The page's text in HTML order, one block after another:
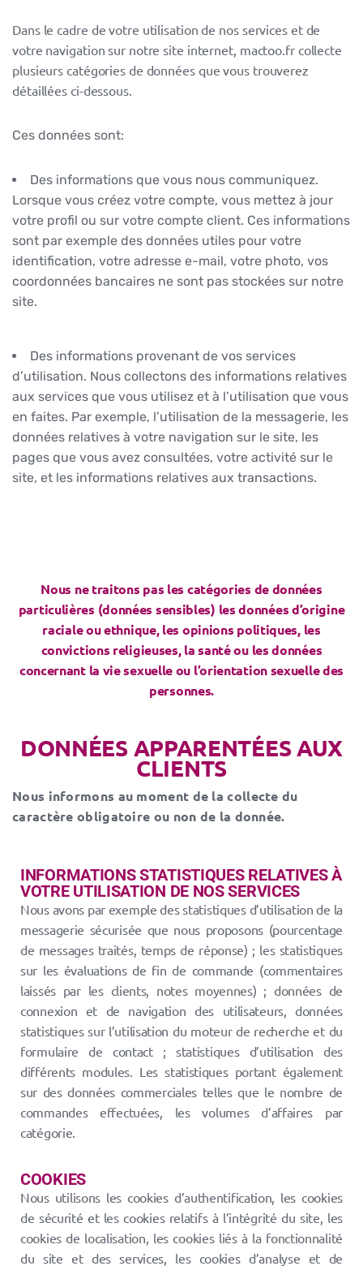
Dans le cadre de votre utilisation de nos services et de
votre navigation sur notre site internet, mactoo.fr collecte
plusieurs catégories de données que vous trouverez
détaillées ci-dessous.
Ces données sont:
Des informations que vous nous communiquez.
Lorsque vous créez votre compte, vous mettez à jour
votre profil ou sur votre compte client. Ces informations
sont par exemple des données utiles pour votre
identification, votre adresse e-mail, votre photo, vos
coordonnées bancaires ne sont pas stockées sur notre
site.
Des informations provenant de vos services
d’utilisation. Nous collectons des informations relatives
aux services que vous utilisez et à l’utilisation que vous
en faites. Par exemple, l’utilisation de la messagerie, les
données relatives à votre navigation sur le site, les
pages que vous avez consultées, votre activité sur le
site, et les informations relatives aux transactions.
Nous ne traitons pas les catégories de données
particulières (données sensibles) les données d’origine
raciale ou ethnique, les opinions politiques, les
convictions religieuses, la santé ou les données
concernant la vie sexuelle ou l’orientation sexuelle des
personnes.
DONNÉES APPARENTÉES AUX
CLIENTS
Nous informons au moment de la collecte du
caractère obligatoire ou non de la donnée.
INFORMATIONS STATISTIQUES RELATIVES À
VOTRE UTILISATION DE NOS SERVICES
Nous avons par exemple des statistiques d’utilisation de la
messagerie sécurisée que nous proposons (pourcentage
de messages traités, temps de réponse) ; les statistiques
sur les évaluations de fin de commande (commentaires
laissés par les clients, notes moyennes) ; données de
connexion et de navigation des utilisateurs, données
statistiques sur l’utilisation du moteur de recherche et du
formulaire de contact ; statistiques d’utilisation des
différents modules. Les statistiques portant également
sur des données commerciales telles que le nombre de
commandes effectuées, les volumes d’affaires par
catégorie.
COOKIES
Nous utilisons les cookies d’authentification, les cookies
de sécurité et les cookies relatifs à l’intégrité du site, les
cookies de localisation, les cookies liés à la fonctionnalité
du site et des services, les cookies d’analyse et de